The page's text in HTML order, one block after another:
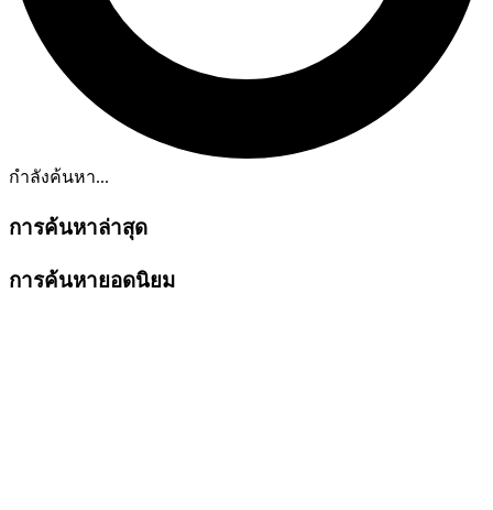
กำลังค้นหา...
การค้นหาล่าสุด
การค้นหายอดนิยม